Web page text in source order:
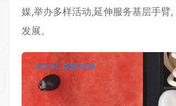
媒,举办多样活动,延伸服务基层手臂
发展。